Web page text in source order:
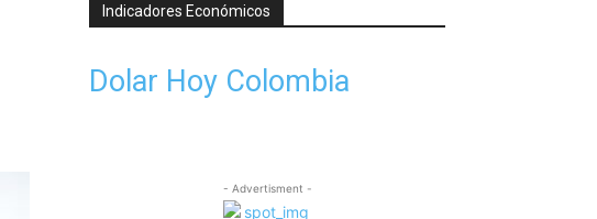
Indicadores Económicos
Dolar Hoy Colombia
- Advertisment -